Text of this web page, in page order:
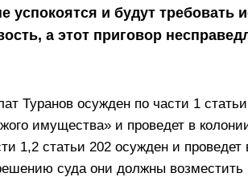
успокоятся и будут
а этот приговор
Туранов осужден по части 1
имущества» и проведет в
1,2 статьи 202 осужден и проведет
суда они должны